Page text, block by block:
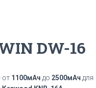
DW-16
от 1100мАч до 2500мАч для